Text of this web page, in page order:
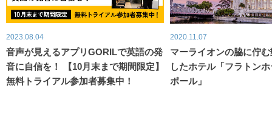
2023.08.04
音声が見えるアプリGORILで英語の発
音に自信を！ 【10月末まで期間限定】
無料トライアル参加者募集中！
2020.11.07
マーライオンの脇に佇
したホテル「フラトン
ポール」